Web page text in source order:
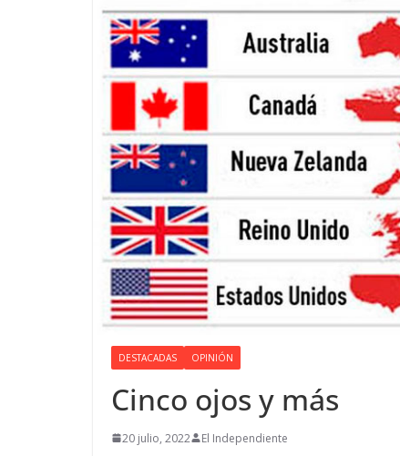
DESTACADAS OPINIÓN
Cinco ojos y más
20 julio, 2022 El Independiente